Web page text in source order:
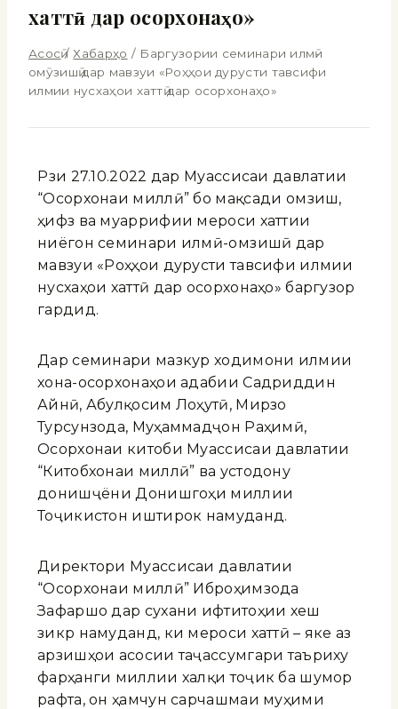
хаттӣ дар осорхонаҳо»
Асосӣ / Хабарҳо / Баргузории семинари илмӣ-
омӯзишӣ дар мавзуи «Роҳҳои дурусти тавсифи
илмии нусхаҳои хаттӣ дар осорхонаҳо»
Рӯзи 27.10.2022 дар Муассисаи давлатии
“Осорхонаи миллӣ” бо мақсади омӯзиш,
ҳифз ва муаррифии мероси хаттии
ниёгон семинари илмӣ-омӯзишӣ дар
мавзуи «Роҳҳои дурусти тавсифи илмии
нусхаҳои хаттӣ дар осорхонаҳо» баргузор
гардид.
Дар семинари мазкур ходимони илмии
хона-осорхонаҳои адабии Садриддин
Айнӣ, Абулқосим Лоҳутӣ, Мирзо
Турсунзода, Муҳаммадҷон Раҳимӣ,
Осорхонаи китоби Муассисаи давлатии
“Китобхонаи миллӣ” ва устодону
донишҷӯёни Донишгоҳи миллии
Тоҷикистон иштирок намуданд.
Директори Муассисаи давлатии
“Осорхонаи миллӣ” Иброҳимзода
Зафаршо дар сухани ифтитоҳии хеш
зикр намуданд, ки мероси хаттӣ – яке аз
арзишҳои асосии таҷассумгари таъриху
фарҳанги миллии халқи тоҷик ба шумор
рафта, он ҳамчун сарчашмаи муҳими